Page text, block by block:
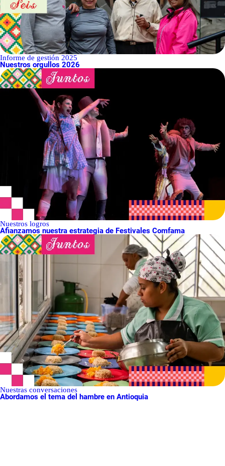
Informe de gestión 2025
Nuestros orgullos 2026
Nuestros logros
Afianzamos nuestra estrategia de Festivales Comfama
Nuestras conversaciones
Abordamos el tema del hambre en Antioquia